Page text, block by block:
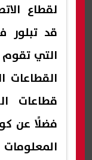
لقطاع
قد تبلور
التي
القطاعات
قطاعات
فضلًا عن